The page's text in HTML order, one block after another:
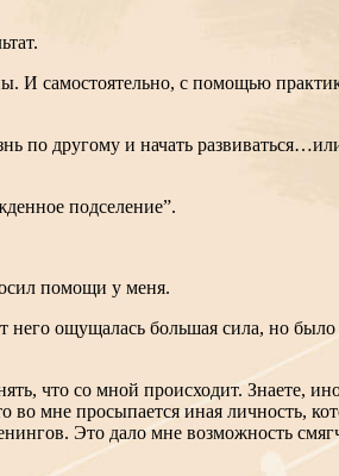
И самостоятельно, с помощью
по другому и начать
подселение”.
помощи у меня.
ощущалась большая сила, но
что со мной происходит. Знаете,
мне просыпается иная личность,
Это дало мне возможность